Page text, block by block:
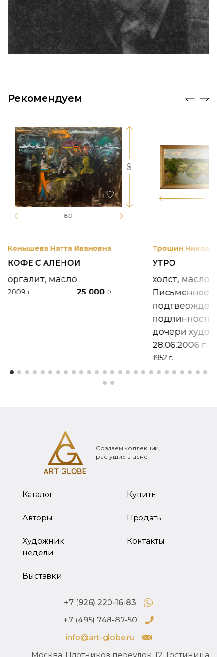
Рекомендуем
80
60
Конышева Натта Ивановна
КОФЕ С АЛЁНОЙ
оргалит, масло
2009 г. 25 000 ₽
174
Трошин
УТРО
холст, масло
Письменное
подлинности
дочери
28.06.2006 г.
1952 г.
Создаем коллекции,
растущие в цене
Каталог
Авторы
Художник
недели
Выставки
Купить
Продать
Контакты
+7 (926) 220-16-83
+7 (495) 748-87-50
info@art-globe.ru
Москва, Плотников переулок, 12, Гостиница